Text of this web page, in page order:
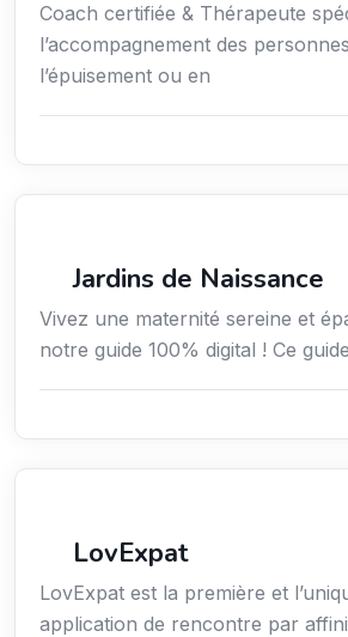
Coach certifiée & Thérapeute
l’accompagnement des
l’épuisement ou en
Jardins de Naissance
Vivez une maternité sereine et
notre guide 100% digital ! Ce guide
LovExpat
LovExpat est la première et
application de rencontre par